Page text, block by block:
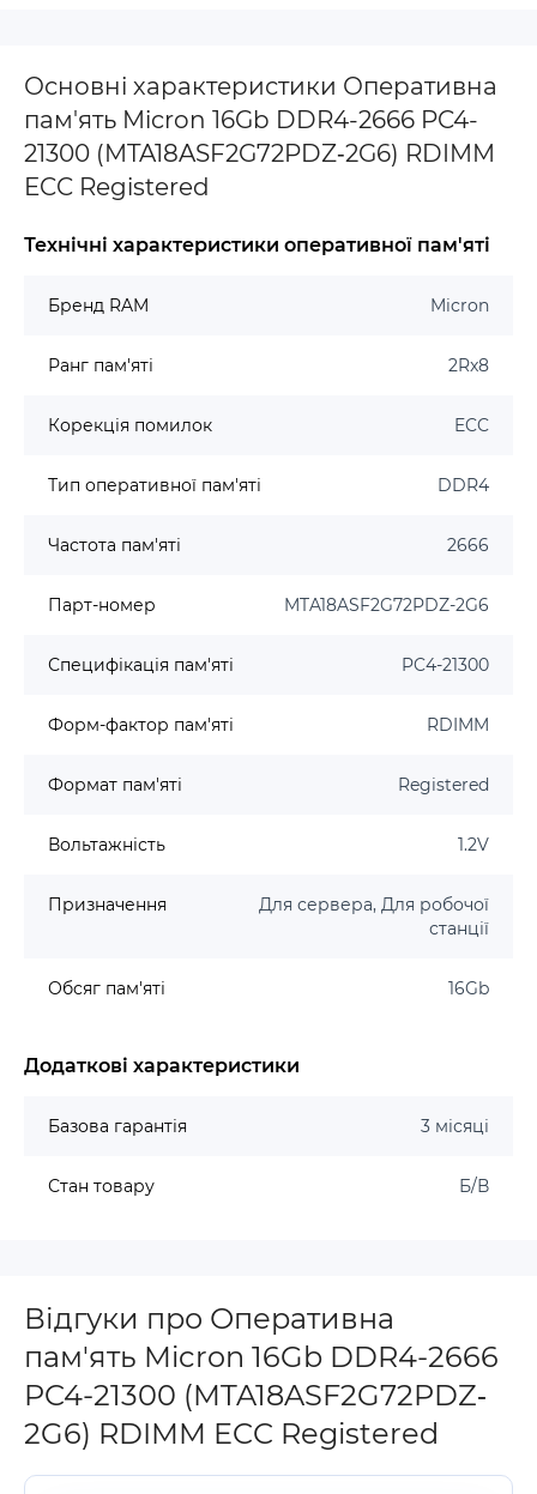
Основні характеристики Оперативна
пам'ять Micron 16Gb DDR4-2666 PC4-
21300 (MTA18ASF2G72PDZ‐2G6) RDIMM
ECC Registered
Технічні характеристики оперативної пам'яті
Бренд RAM Micron
Ранг пам'яті 2Rx8
Корекція помилок ECC
Тип оперативної пам'яті DDR4
Частота пам'яті 2666
Парт-номер MTA18ASF2G72PDZ-2G6
Специфікація пам'яті PC4-21300
Форм-фактор пам'яті RDIMM
Формат пам'яті Registered
Вольтажність 1.2V
Призначення
Для сервера, Для робочої
станції
Обсяг пам'яті 16Gb
Додаткові характеристики
Базова гарантія 3 місяці
Стан товару Б/В
Відгуки про Оперативна
пам'ять Micron 16Gb DDR4-2666
PC4-21300 (MTA18ASF2G72PDZ‐
2G6) RDIMM ECC Registered